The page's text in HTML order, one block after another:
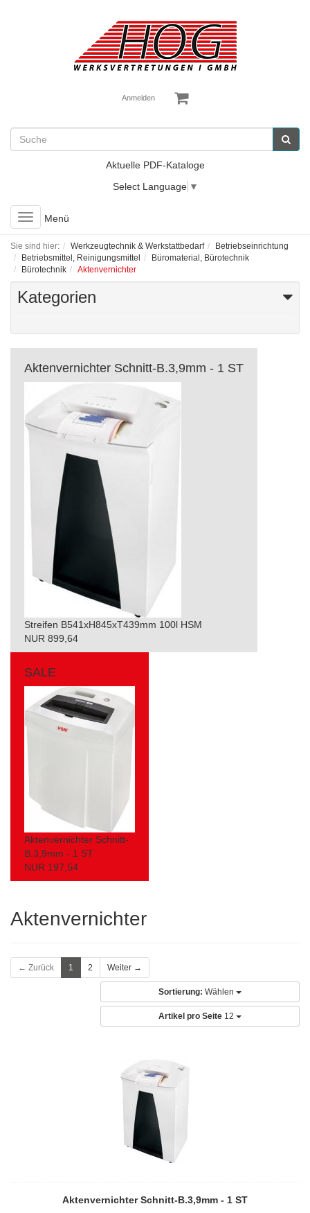
Anmelden
Aktuelle PDF-Kataloge
Select Language ▼
Toggle
navigation
Menü
Sie sind hier: Werkzeugtechnik & Werkstattbedarf
Betriebseinrichtung
Betriebsmittel, Reinigungsmittel
Büromaterial, Bürotechnik
Bürotechnik
Aktenvernichter
Kategorien
Aktenvernichter Schnitt-B.3,9mm - 1 ST
Streifen B541xH845xT439mm 100l HSM
NUR 899,64
SALE
Aktenvernichter Schnitt-
B.3,9mm - 1 ST
NUR 197,54
Aktenvernichter
← Zurück 1 2 Weiter →
Sortierung: Wählen
Artikel pro Seite 12
Aktenvernichter Schnitt-B.3,9mm - 1 ST